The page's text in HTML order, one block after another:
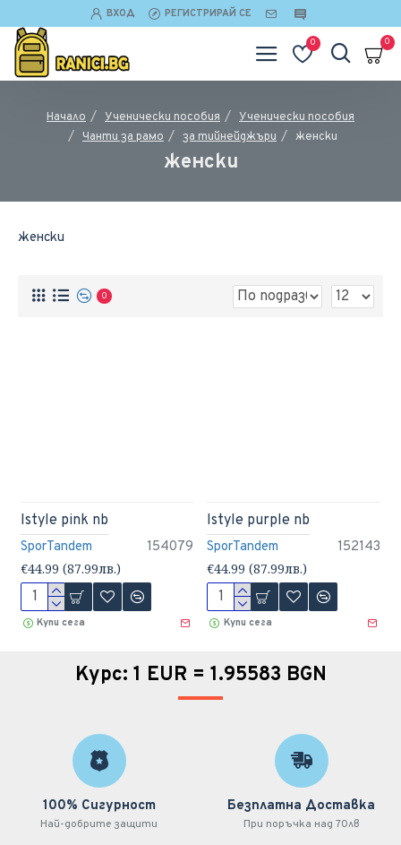
ВХОД РЕГИСТРИРАЙ СЕ
0 0
Начало Ученически пособия
Ученически пособия
Чанти за рамо
за тийнейджъри женски
женски
женски
0
SporTandem 154079
Istyle pink nb
€44.99 (87.99лв.)
Купи сега
SporTandem 152143
Istyle purple nb
€44.99 (87.99лв.)
Купи сега
Курс: 1 EUR = 1.95583 BGN
100% Сигурност
Най-добрите защити
Безплатна Доставка
При поръчка над 70лв